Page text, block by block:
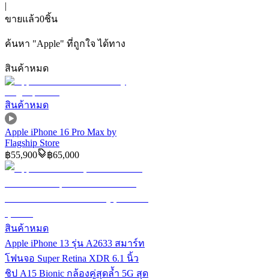
|
ขายแล้ว0ชิ้น
ค้นหา "Apple" ที่ถูกใจ ได้ทาง
สินค้าหมด
สินค้าหมด
Apple iPhone 16 Pro Max by
Flagship Store
฿55,900 ฿65,000
สินค้าหมด
Apple iPhone 13 รุ่น A2633 สมาร์ท
โฟนจอ Super Retina XDR 6.1 นิ้ว
ชิป A15 Bionic กล้องคู่สุดล้ำ 5G สุด